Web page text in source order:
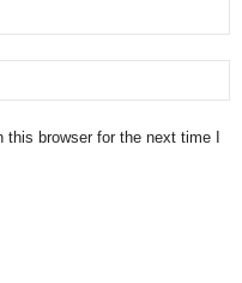
browser for the next time I